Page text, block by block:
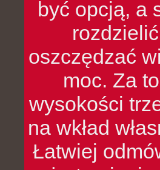
być opcją, a
oszczędzać
moc. Za
wysokości
na wkład
Łatwiej